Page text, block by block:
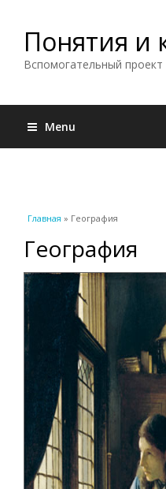
Понятия и
Вспомогательный
Menu
Вы здесь
Главная » География
География